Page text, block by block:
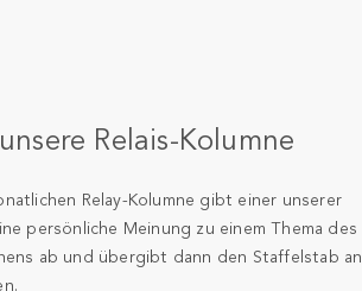
Relais-Kolumne
Relay-Kolumne gibt einer unserer
persönliche Meinung zu einem Thema des
ab und übergibt dann den Staffelstab an